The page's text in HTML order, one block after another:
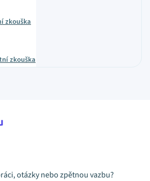
zkouška
zkouška
otázky nebo zpětnou vazbu?